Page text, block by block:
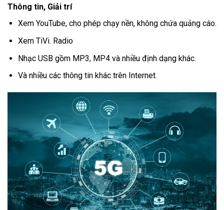
Thông tin, Giải trí
Xem YouTube, cho phép chạy nền, không chứa quảng cáo.
Xem TiVi. Radio
Nhạc USB gồm MP3, MP4 và nhiều định dạng khác.
Và nhiều các thông tin khác trên Internet.